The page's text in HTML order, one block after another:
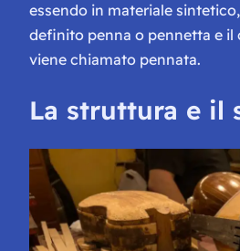
essendo in materiale
definito penna o pennetta e il
viene chiamato pennata.
La struttura e il